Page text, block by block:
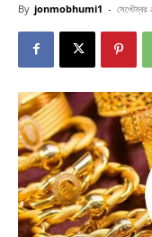
By jonmobhumi1 -